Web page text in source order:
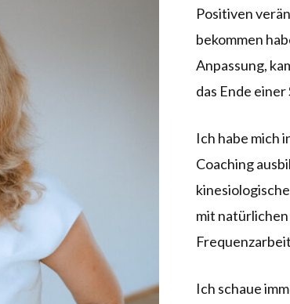
Positiven
bekommen
Anpassung,
das Ende
Ich habe mich
Coaching
mit
Ich schaue